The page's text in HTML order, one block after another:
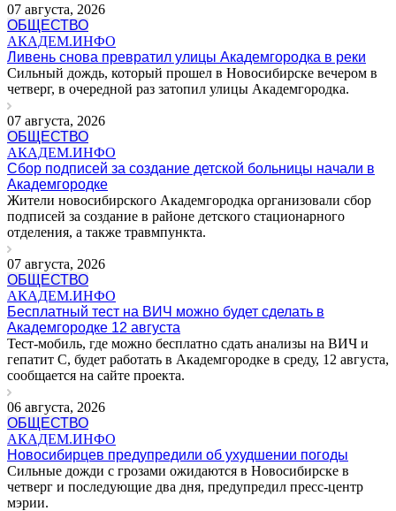
07 августа, 2026
ОБЩЕСТВО
АКАДЕМ.ИНФО
Ливень снова превратил улицы Академгородка в реки
Сильный дождь, который прошел в Новосибирске вечером в
четверг, в очередной раз затопил улицы Академгородка.
07 августа, 2026
ОБЩЕСТВО
АКАДЕМ.ИНФО
Сбор подписей за создание детской больницы начали в
Академгородке
Жители новосибирского Академгородка организовали сбор
подписей за создание в районе детского стационарного
отделения, а также травмпункта.
07 августа, 2026
ОБЩЕСТВО
АКАДЕМ.ИНФО
Бесплатный тест на ВИЧ можно будет сделать в
Академгородке 12 августа
Тест-мобиль, где можно бесплатно сдать анализы на ВИЧ и
гепатит С, будет работать в Академгородке в среду, 12 августа,
сообщается на сайте проекта.
06 августа, 2026
ОБЩЕСТВО
АКАДЕМ.ИНФО
Новосибирцев предупредили об ухудшении погоды
Сильные дожди с грозами ожидаются в Новосибирске в
четверг и последующие два дня, предупредил пресс-центр
мэрии.